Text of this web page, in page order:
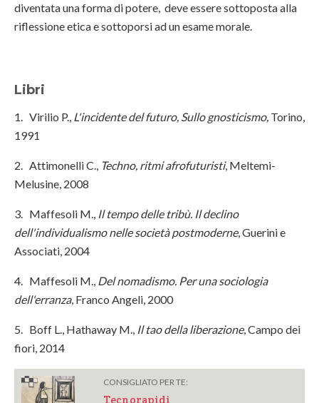
diventata una forma di potere, deve essere sottoposta alla
riflessione etica e sottoporsi ad un esame morale.
Libri
1. Virilio P., L'incidente del futuro, Sullo gnosticismo, Torino,
1991
2. Attimonelli C., Techno, ritmi afrofuturisti, Meltemi-
Melusine, 2008
3. Maffesoli M., Il tempo delle tribù. Il declino
dell'individualismo nelle società postmoderne, Guerini e
Associati, 2004
4. Maffesoli M., Del nomadismo. Per una sociologia
dell'erranza, Franco Angeli, 2000
5. Boff L., Hathaway M., Il tao della liberazione, Campo dei
fiori, 2014
CONSIGLIATO PER TE:
Tecnorapidi